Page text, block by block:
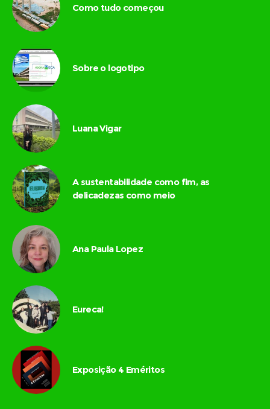
Como tudo começou
Sobre o logotipo
Luana Vigar
A sustentabilidade como fim, as
delicadezas como meio
Ana Paula Lopez
Eureca!
Exposição 4 Eméritos